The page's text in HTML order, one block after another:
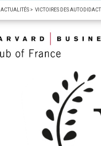
ACTUALITÉS > VICTOIRES DES